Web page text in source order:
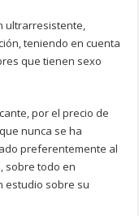
ultrarresistente,
teniendo en cuenta
que tienen sexo
por el precio de
nunca se ha
preferentemente al
sobre todo en
estudio sobre su